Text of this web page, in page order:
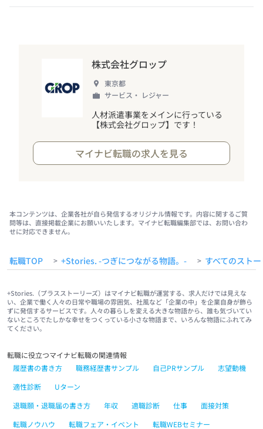
株式会社グロップ
東京都
サービス・ レジャー
人材派遣事業をメインに行っている
【株式会社グロップ】です ！
マイナビ転職の求人を見る
本コンテンツは、企業各社が自ら発信するオリジナル情報です。内容に関するご質
問等は、直接掲載企業にお願いいたします。マイナビ転職編集部では、お問い合わ
せに対応できません。
転職TOP > +Stories. -つぎにつながる物語。- > すべてのスト
+Stories.（プラスストーリーズ）はマイナビ転職が運営する、求人だけでは見えな
い、企業で働く人々の日常や職場の雰囲気、社風など「企業の中」を企業自身が飾ら
ずに発信するサービスです。人々の暮らしを変える大きな物語から、誰も気づいてい
ないところでたしかな幸せをつくっている小さな物語まで、いろんな物語にふれてみ
てください。
転職に役立つマイナビ転職の関連情報
履歴書の書き方
職務経歴書サンプル 自己PRサンプル
志望動機
適性診断
Uターン
退職願・退職届の書き方
年収 適職診断 仕事
面接対策
転職ノウハウ
転職フェア・イベント 転職WEBセミナー